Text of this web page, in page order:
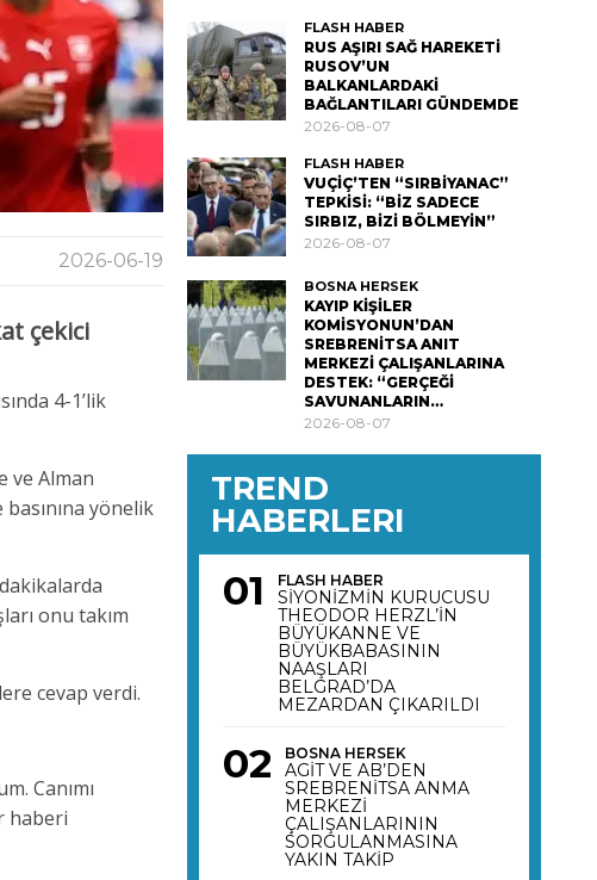
2026-06-19
çekici
4-1’lik
ve Alman
yönelik
onu takım
cevap verdi.
Canımı
haberi
FLASH HABER
RUS AŞIRI SAĞ HAREKETİ
RUSOV’UN
BALKANLARDAKİ
BAĞLANTILARI GÜNDEMDE
2026-08-07
FLASH HABER
VUÇİÇ’TEN “SIRBİYANAC”
TEPKİSİ: “BİZ SADECE
SIRBIZ, BİZİ BÖLMEYİN”
2026-08-07
BOSNA HERSEK
KAYIP KİŞİLER
KOMİSYONUN’DAN
SREBRENİTSA ANIT
MERKEZİ ÇALIŞANLARINA
DESTEK: “GERÇEĞİ
SAVUNANLARIN…
2026-08-07
TREND
HABERLERI
FLASH HABER
SİYONİZMİN KURUCUSU
THEODOR HERZL’İN
BÜYÜKANNE VE
BÜYÜKBABASININ
NAAŞLARI
BELGRAD’DA
MEZARDAN ÇIKARILDI
BOSNA HERSEK
AGİT VE AB’DEN
SREBRENİTSA ANMA
MERKEZİ
ÇALIŞANLARININ
SORGULANMASINA
YAKIN TAKİP